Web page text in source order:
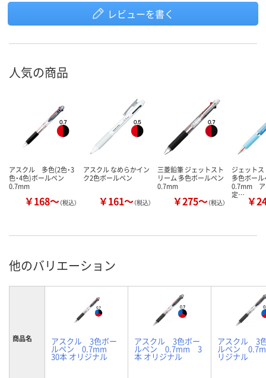
レビューを書く
人気の商品
アスクル 多色(2色・3
色・4色)ボールペン
0.7mm
￥168～（税込）
アスクル なめらかイン
ク2色ボールペン
￥161～（税込）
三菱鉛筆 ジェットスト
リーム 多色ボールペン
0.7mm
￥275～（税込）
ジェット
多色ボー
0.7mm ア
定… ￥
他のバリエーション
商品名 アスクル 3色ボー
ルペン 0.7mm
30本 オリジナル
アスクル 3色ボー
ルペン 0.7mm 3
本 オリジナル
アスクル 3
ルペン
リジナル